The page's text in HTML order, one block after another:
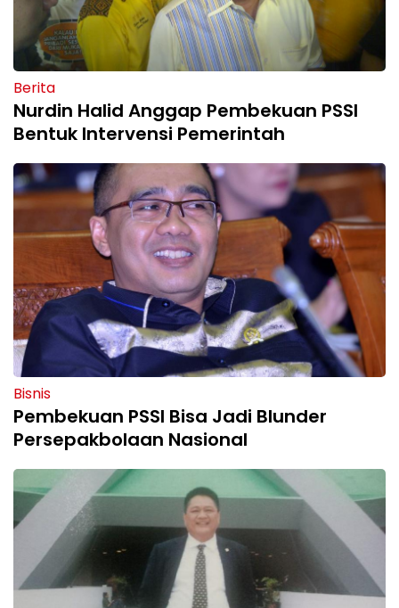
Berita
Nurdin Halid Anggap Pembekuan PSSI
Bentuk Intervensi Pemerintah
Bisnis
Pembekuan PSSI Bisa Jadi Blunder
Persepakbolaan Nasional